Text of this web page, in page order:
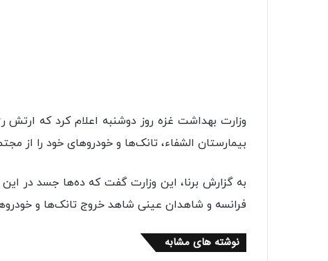
وزارت بهداشت غزه روز دوشنبه اعلام کرد که
بیمارستان الشفاء، تانک‌ها و خودرو‌های خود را از
به گزارش برنا، این وزارت گفت که ده‌ها جسد در
فرانسه و شاهدان عینی شاهد خروج تانک‌ها و
نوشته های مشابه